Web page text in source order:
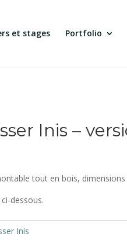
et stages Portfolio
Inis –
tout en bois,
dessous.
Inis